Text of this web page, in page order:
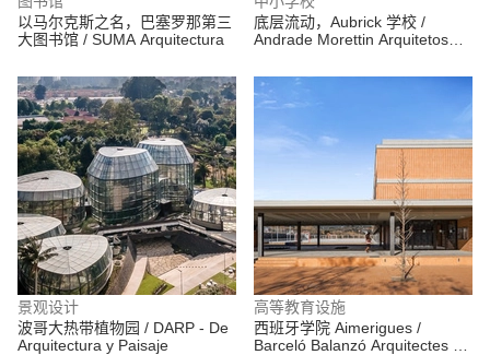
以马尔克斯之名，巴塞罗那第三
大图书馆 / SUMA Arquitectura
底层流动，Aubrick 学校 /
Andrade Morettin Arquitetos
景观设计
波哥大热带植物园 / DARP - De
Arquitectura y Paisaje
高等教育设施
西班牙学院 Aimerigues /
Barceló Balanzó Arquitectes +